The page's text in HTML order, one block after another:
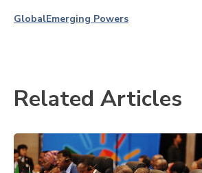
GlobalEmerging Powers
Related Articles